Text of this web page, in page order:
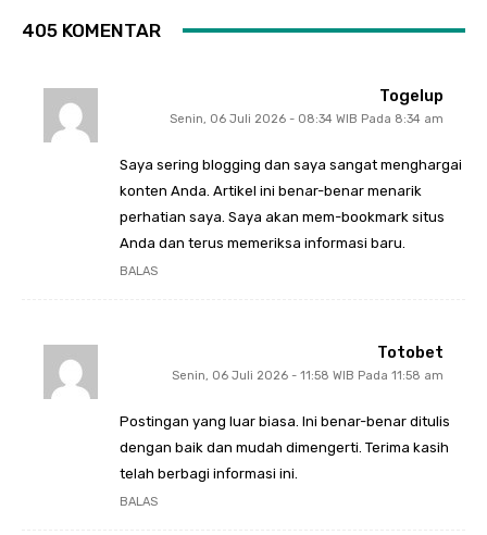
405 KOMENTAR
Togelup
Senin, 06 Juli 2026 - 08:34 WIB Pada 8:34 am
Saya sering blogging dan saya sangat menghargai
konten Anda. Artikel ini benar-benar menarik
perhatian saya. Saya akan mem-bookmark situs
Anda dan terus memeriksa informasi baru.
BALAS
Totobet
Senin, 06 Juli 2026 - 11:58 WIB Pada 11:58 am
Postingan yang luar biasa. Ini benar-benar ditulis
dengan baik dan mudah dimengerti. Terima kasih
telah berbagi informasi ini.
BALAS